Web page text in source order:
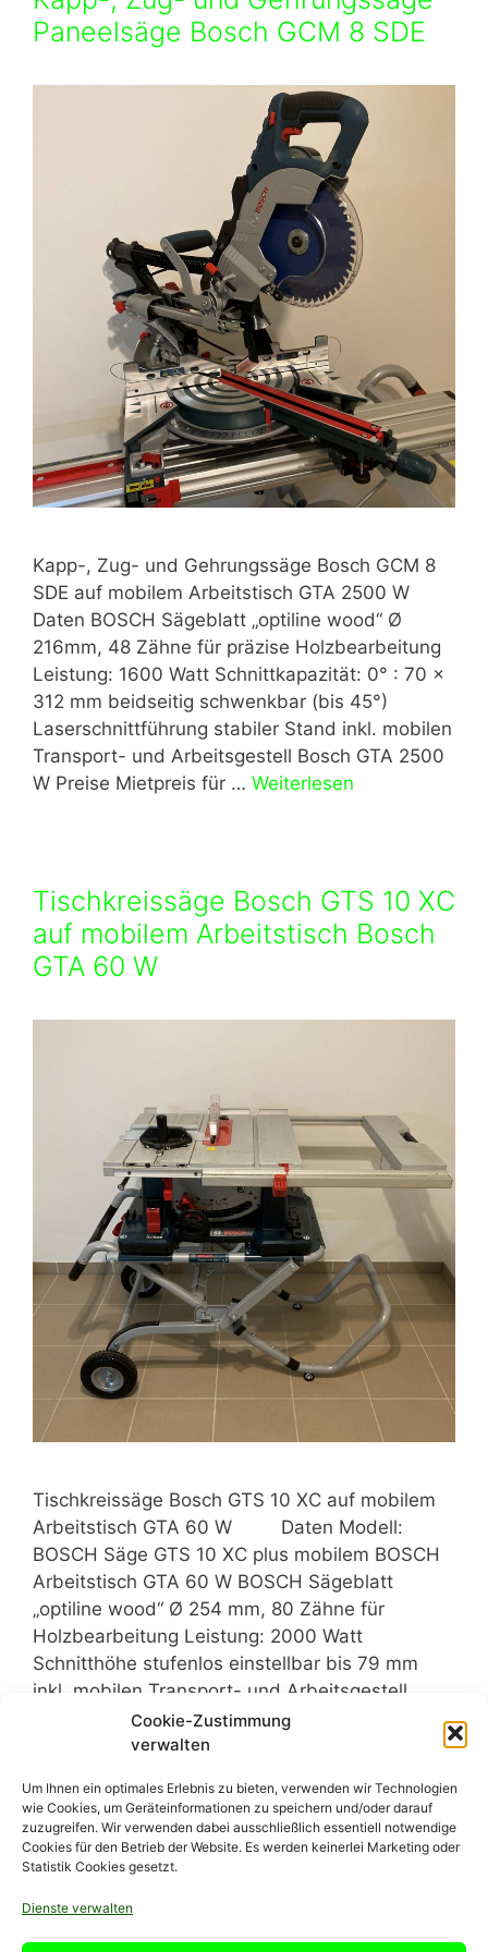
Cookie-Zustimmung
verwalten
Um Ihnen ein optimales Erlebnis zu bieten, verwenden wir Technologien
wie Cookies, um Geräteinformationen zu speichern und/oder darauf
zuzugreifen. Wir verwenden dabei ausschließlich essentiell notwendige
Cookies für den Betrieb der Website. Es werden keinerlei Marketing oder
Statistik Cookies gesetzt.
Dienste verwalten
Paneelsäge Bosch GCM 8 SDE
Kapp-, Zug- und Gehrungssäge Bosch GCM 8
SDE auf mobilem Arbeitstisch GTA 2500 W
Daten BOSCH Sägeblatt „optiline wood“ Ø
216mm, 48 Zähne für präzise Holzbearbeitung
Leistung: 1600 Watt Schnittkapazität: 0° : 70 x
312 mm beidseitig schwenkbar (bis 45°)
Laserschnittführung stabiler Stand inkl. mobilen
Transport- und Arbeitsgestell Bosch GTA 2500
W Preise Mietpreis für … Weiterlesen
Tischkreissäge Bosch GTS 10 XC
auf mobilem Arbeitstisch Bosch
GTA 60 W
Tischkreissäge Bosch GTS 10 XC auf mobilem
Arbeitstisch GTA 60 W Daten Modell:
BOSCH Säge GTS 10 XC plus mobilem BOSCH
Arbeitstisch GTA 60 W BOSCH Sägeblatt
„optiline wood“ Ø 254 mm, 80 Zähne für
Holzbearbeitung Leistung: 2000 Watt
Schnitthöhe stufenlos einstellbar bis 79 mm
inkl. mobilen Transport- und Arbeitsgestell
Bosch GTA …Weiterlesen